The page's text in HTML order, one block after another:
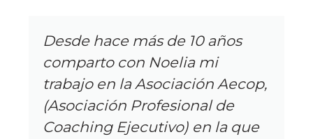
Aecop,
que
I have the privilege of
with Noelia as part of the
of coaches and
lead. Noelia demonstrates
curiosity, empathy, and